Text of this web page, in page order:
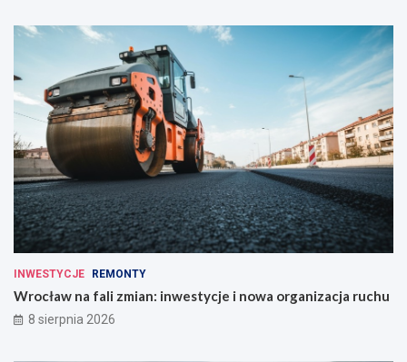
INWESTYCJE REMONTY
Wrocław na fali zmian: inwestycje i nowa organizacja ruchu
8 sierpnia 2026